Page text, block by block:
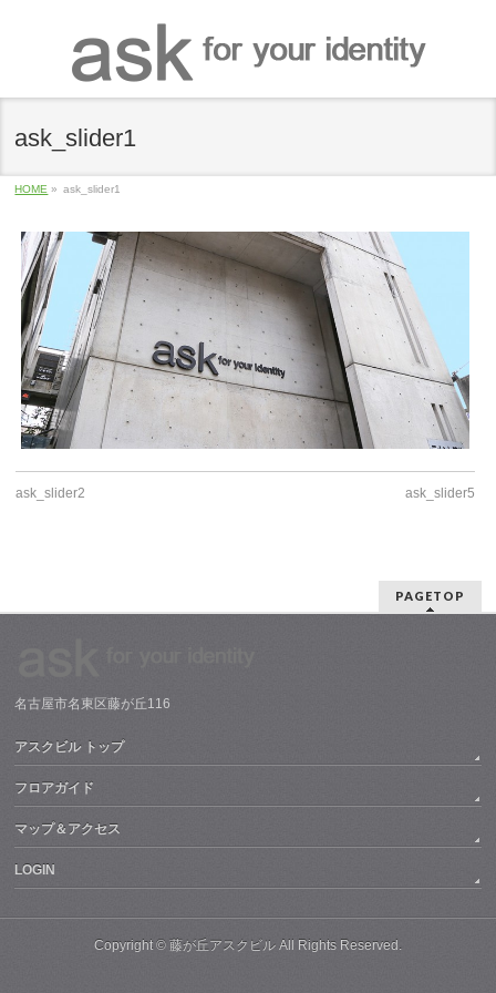
ask_slider1
HOME » ask_slider1
ask_slider2 ask_slider5
PAGETOP
名古屋市名東区藤が丘116
アスクビル トップ
フロアガイド
マップ＆アクセス
LOGIN
Copyright © 藤が丘アスクビルAll Rights Reserved.